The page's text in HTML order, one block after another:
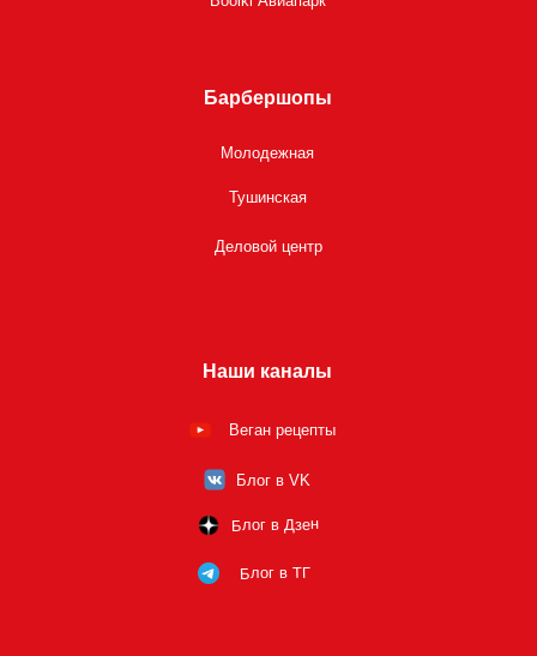
Барбершопы
Молодежная
Тушинская
Деловой центр
Наши каналы
Блог в VK
Веган рецепты
Блог в Дзен
Блог в ТГ